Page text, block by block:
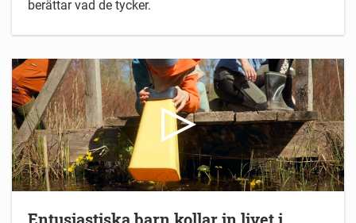
berättar vad de tycker.
Entusiastiska barn kollar in livet i